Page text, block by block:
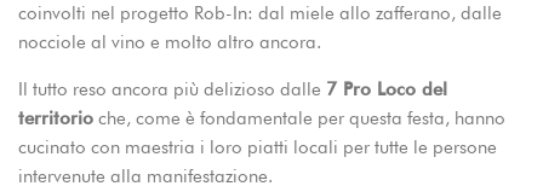
coinvolti nel progetto Rob-In: dal miele allo zafferano, dalle
nocciole al vino e molto altro ancora.
Il tutto reso ancora più delizioso dalle 7 Pro Loco del
territorio che, come è fondamentale per questa festa, hanno
cucinato con maestria i loro piatti locali per tutte le persone
intervenute alla manifestazione.